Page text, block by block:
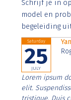
imperdiet.
Schrijf je in
model en
begeleiding
Saturday
25
JULY
Lorem ipsum
elit.
tristique. Duis